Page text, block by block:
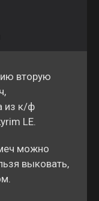
вторую
из к/ф
LE.
можно
выковать,